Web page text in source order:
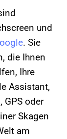
und
. Sie
die Ihnen
Ihre
Assistant,
GPS oder
Skagen
am